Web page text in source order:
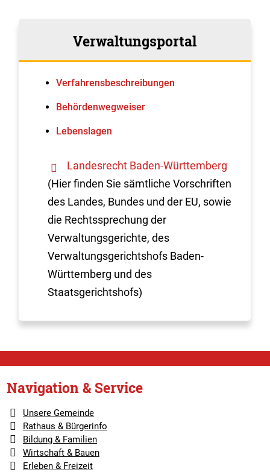
Verwaltungsportal
Verfahrens­beschreibungen
Behördenwegweiser
Lebenslagen
Landesrecht Baden-Württemberg
(Hier finden Sie sämtliche Vorschriften
des Landes, Bundes und der EU, sowie
die Rechtssprechung der
Verwaltungsgerichte, des
Verwaltungsgerichtshofs Baden-
Württemberg und des
Staatsgerichtshofs)
Navigation & Service
Unsere Gemeinde
Rathaus & Bürgerinfo
Bildung & Familien
Wirtschaft & Bauen
Erleben & Freizeit